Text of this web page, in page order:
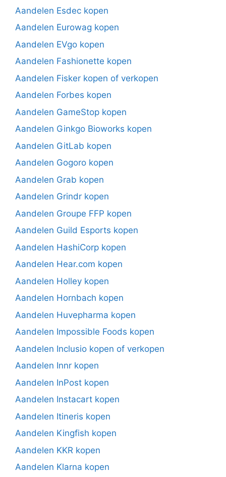
Aandelen Esdec kopen
Aandelen Eurowag kopen
Aandelen EVgo kopen
Aandelen Fashionette kopen
Aandelen Fisker kopen of verkopen
Aandelen Forbes kopen
Aandelen GameStop kopen
Aandelen Ginkgo Bioworks kopen
Aandelen GitLab kopen
Aandelen Gogoro kopen
Aandelen Grab kopen
Aandelen Grindr kopen
Aandelen Groupe FFP kopen
Aandelen Guild Esports kopen
Aandelen HashiCorp kopen
Aandelen Hear.com kopen
Aandelen Holley kopen
Aandelen Hornbach kopen
Aandelen Huvepharma kopen
Aandelen Impossible Foods kopen
Aandelen Inclusio kopen of verkopen
Aandelen Innr kopen
Aandelen InPost kopen
Aandelen Instacart kopen
Aandelen Itineris kopen
Aandelen Kingfish kopen
Aandelen KKR kopen
Aandelen Klarna kopen